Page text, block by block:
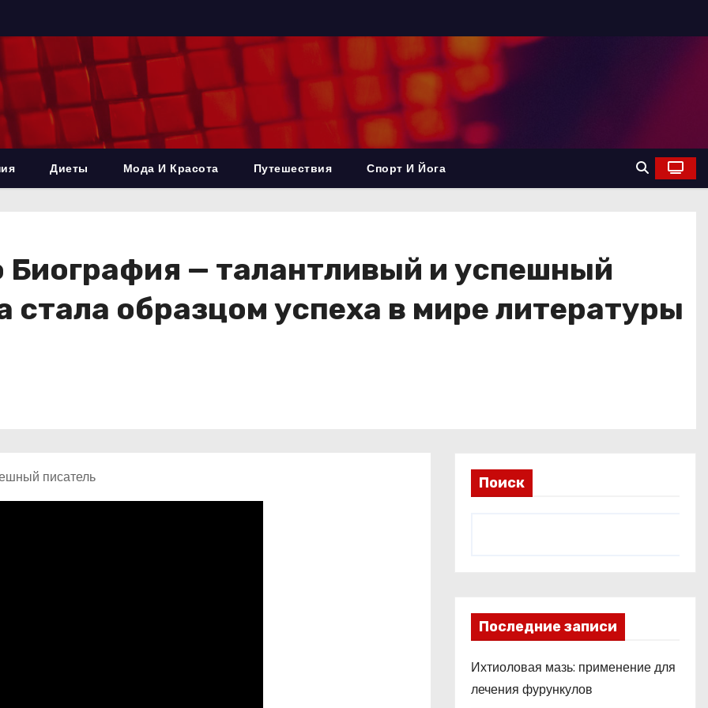
Диеты Мода И Красота Путешествия Спорт И Йога
— талантливый и успешный
стала образцом успеха в мире литературы
Поиск
Последние записи
Ихтиоловая мазь: применение для
лечения фурункулов